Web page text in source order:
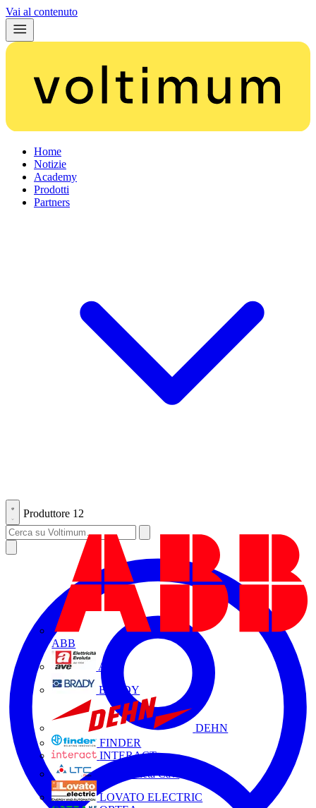
Vai al contenuto
Home
Notizie
Academy
Prodotti
Partners
Produttore 12
ABB
AVE
BRADY
DEHN
FINDER
INTERACT
La Triveneta Cavi
LOVATO ELECTRIC